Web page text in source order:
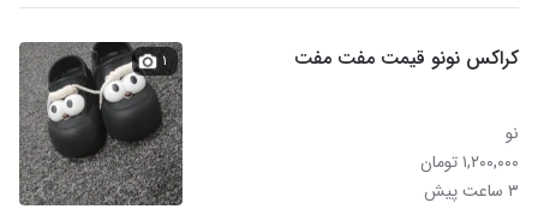
کراکس نونو قیمت مفت مفت
نو
۱,۲۰۰,۰۰۰ تومان
۳ ساعت پیش
۱